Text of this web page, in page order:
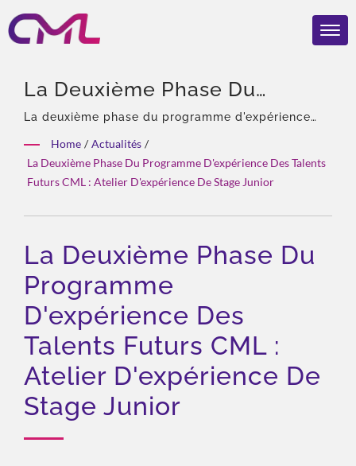
La Deuxième Phase Du
Programme D'expérience Des
Talents Futurs CML : Atelier
D'expérience De Stage Junior
9001 Et CE – Qualité Primée
La deuxième phase du programme d'expérience
Home / Actualités /
La Deuxième Phase Du Programme D'expérience Des Talents
Futurs CML : Atelier D'expérience De Stage Junior
La Deuxième Phase Du
Programme
D'expérience Des
Talents Futurs CML :
Atelier D'expérience De
Stage Junior